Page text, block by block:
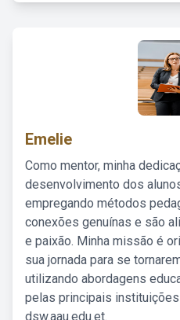
Emelie
Como mentor, minha
desenvolvimento dos
empregando métodos
conexões genuínas e são
e paixão. Minha missão é
sua jornada para se
utilizando abordagens
pelas principais
dsw.aau.edu.et.